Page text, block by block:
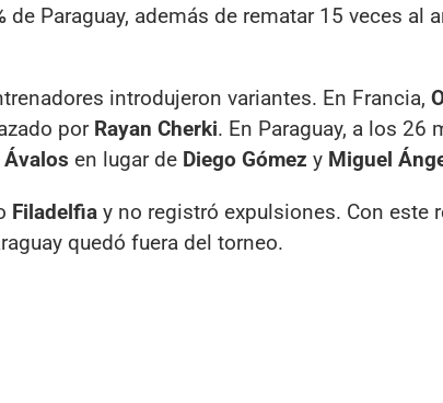
de Paraguay, además de rematar 15 veces al
introdujeron variantes. En Francia,
por Rayan Cherki. En Paraguay, a los 26
en lugar de Diego Gómez y Miguel
Filadelfia y no registró expulsiones. Con este
quedó fuera del torneo.